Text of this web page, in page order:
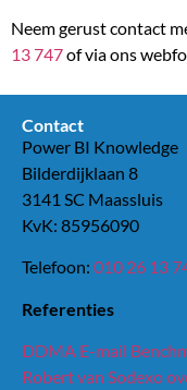
Neem gerust contact
13 747of via ons
Contact
Power BI Knowledge
Bilderdijklaan 8
3141 SC Maassluis
KvK: 85956090
Telefoon: 010 26 13
Referenties
DDMA E-mail
Robert van Sodexo